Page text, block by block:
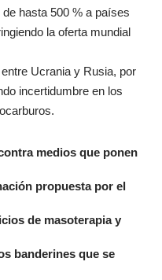
hasta 500 % a países
la oferta mundial
Ucrania y Rusia, por
incertidumbre en los
medios que ponen
propuesta por el
de masoterapia y
banderines que se